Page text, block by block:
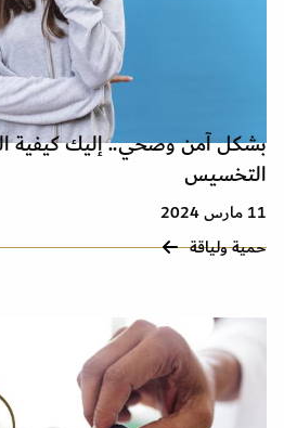
بشكل آمن وصحي.. إليك كيفية
التخسيس
11 مارس 2024
حمية ولياقة